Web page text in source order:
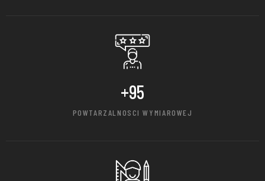
POWTARZALNOSCI WYMIAROWEJ
+95